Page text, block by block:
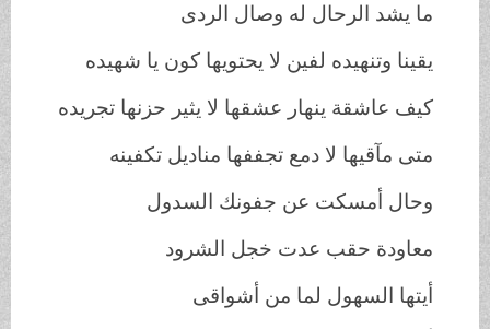
ما يشد الرحال له وصال الردى
يقينا وتنهيده لفين لا يحتويها كون يا شهيده
كيف عاشقة ينهار عشقها لا يثير حزنها تجريده
متى مآقيها لا دمع تجففها مناديل تكفينه
وحال أمسكت عن جفونك السدول
معاودة حقب عدت خجل الشرود
أيتها السهول لما من أشواقى